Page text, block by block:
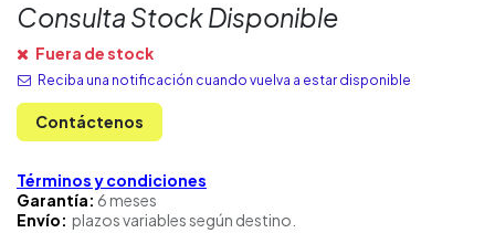
Consulta Stock Disponible
Fuera de stock
Reciba una notificación cuando vuelva a estar disponible
Contáctenos
Términos y condiciones
Garantía: 6 meses
Envío: plazos variables según destino.